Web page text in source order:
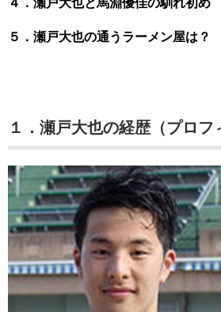
４．瀬戸大也と馬淵優佳の馴れ初め
５．瀬戸大也の通うラーメン屋は？
１．瀬戸大也の経歴（プロフ